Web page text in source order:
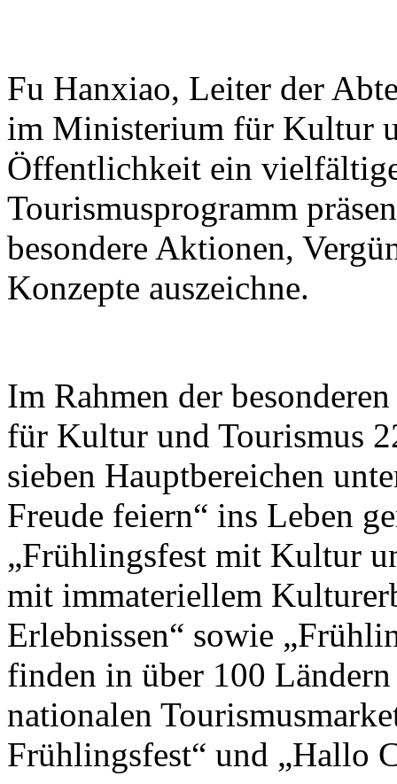
Fu Hanxiao, Leiter der
im Ministerium für Kultur
Öffentlichkeit ein
Tourismusprogramm
besondere Aktionen,
Konzepte auszeichne.
Im Rahmen der
für Kultur und Tourismus
sieben Hauptbereichen
Freude feiern“ ins Leben
„Frühlingsfest mit Kultur
mit immateriellem
Erlebnissen“ sowie
finden in über 100
nationalen
Frühlingsfest“ und „Hallo